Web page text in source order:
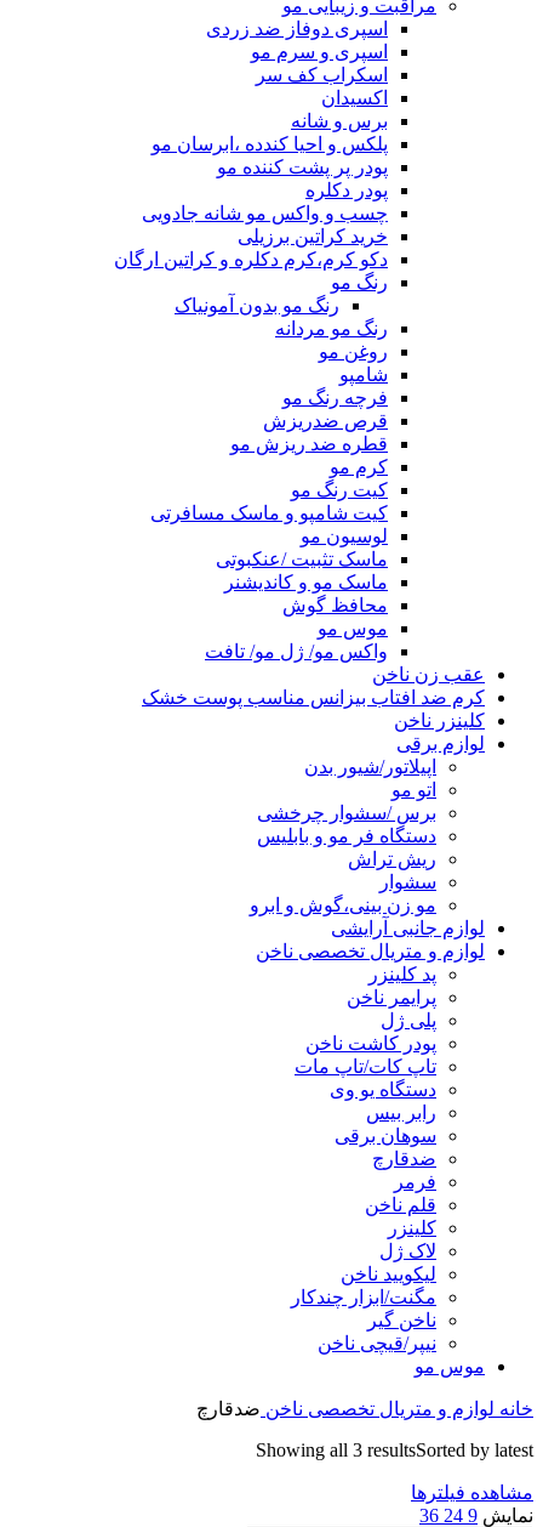
مراقبت و زیبایی مو
اسپری دوفاز ضد زردی
اسپری و سرم مو
اسکراب کف سر
اکسیدان
برس و شانه
پلکس و احیا کندده ،ابرسان مو
پودر پر پشت کننده مو
پودر دکلره
چسب و واکس مو شانه جادویی
خرید کراتین برزیلی
دکو کرم،کرم دکلره و کراتین ارگان
رنگ مو
رنگ مو بدون آمونیاک
رنگ مو مردانه
روغن مو
شامپو
فرچه رنگ مو
قرص ضدریزش
قطره ضد ریزش مو
کرم مو
کیت رنگ مو
کیت شامپو و ماسک مسافرتی
لوسیون مو
ماسک تثبیت /عنکبوتی
ماسک مو و کاندیشنر
محافظ گوش
موس مو
واکس مو/ ژل مو/ تافت
عقب زن ناخن
کرم ضد افتاب بیزانس مناسب پوست خشک
کلینزر ناخن
لوازم برقی
اپیلاتور/شیور بدن
اتو مو
برس /سشوار چرخشی
دستگاه فر مو و بابلیس
ریش تراش
سشوار
مو زن بینی،گوش و ابرو
لوازم جانبی آرایشی
لوازم و متریال تخصصی ناخن
پد کلینزر
پرایمر ناخن
پلی ژل
پودر کاشت ناخن
تاپ کات/تاپ مات
دستگاه یو وی
رابر بیس
سوهان برقی
ضدقارچ
فرمر
قلم ناخن
کلینزر
لاک ژل
لیکوييد ناخن
مگنت/ابزار چندکار
ناخن گیر
نیپر/قیچی ناخن
موس مو
خانه لوازم و متریال تخصصی ناخن ضدقارچ
Showing all 3 resultsSorted by latest
مشاهده فیلترها
نمایش 9
24
36